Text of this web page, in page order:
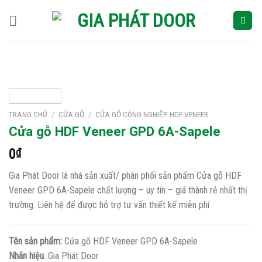
TRANG CHỦ / CỬA GỖ / CỬA GỖ CÔNG NGHIỆP HDF VENEER
Cửa gỗ HDF Veneer GPD 6A-Sapele
0₫
Gia Phát Door là nhà sản xuất/ phân phối sản phẩm Cửa gỗ HDF
Veneer GPD 6A-Sapele chất lượng – uy tín – giá thành rẻ nhất thị
trường. Liên hệ để được hỗ trợ tư vấn thiết kế miễn phí
Tên sản phẩm: Cửa gỗ HDF Veneer GPD 6A-Sapele
Nhãn hiệu: Gia Phát Door